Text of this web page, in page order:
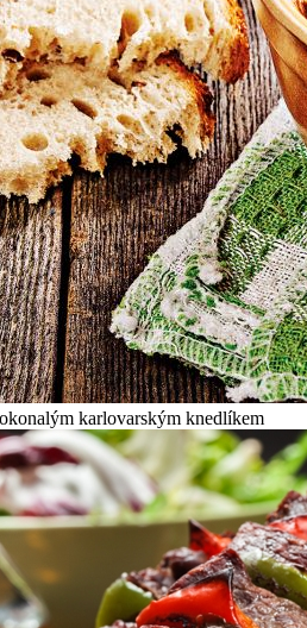
karlovarským knedlíkem